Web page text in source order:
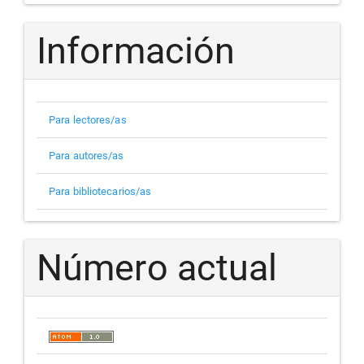
Información
Para lectores/as
Para autores/as
Para bibliotecarios/as
Número actual